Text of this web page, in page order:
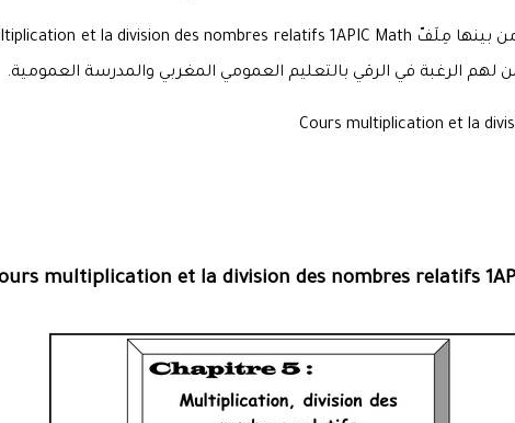
لهم الرغبة في الرقي بالتعليم العمومي المغربي والمدرسة العمومية.